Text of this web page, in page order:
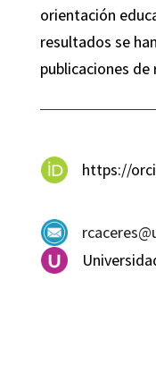
orientación
resultados se
publicaciones
https://